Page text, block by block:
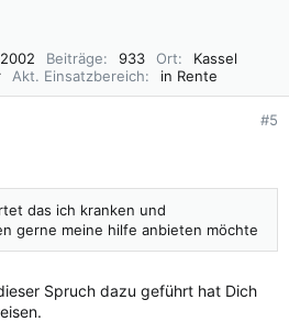
Beiträge 933 Ort
Kassel
Akt. Einsatzbereich in Rente
#5
das ich kranken und
gerne meine hilfe anbieten möchte
Spruch dazu geführt hat Dich